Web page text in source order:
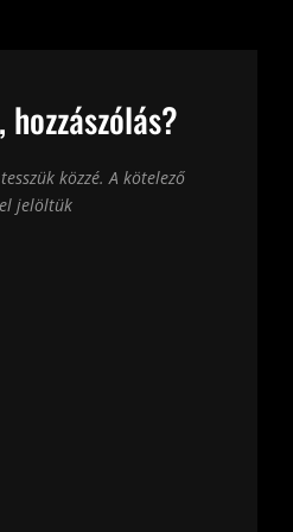
hozzászólás?
közzé. A kötelező
jelöltük